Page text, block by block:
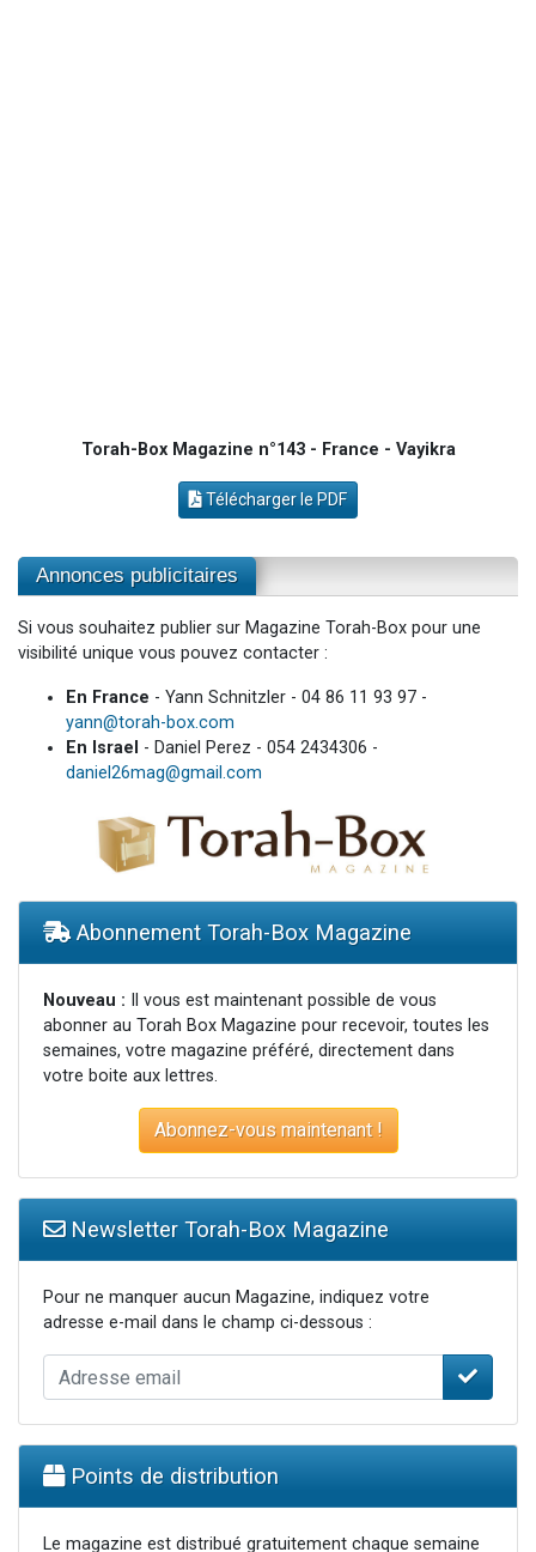
Torah-Box Magazine n°143 - France - Vayikra
Télécharger le PDF
Annonces publicitaires
Si vous souhaitez publier sur Magazine Torah-Box pour une
visibilité unique vous pouvez contacter :
En France - Yann Schnitzler - 04 86 11 93 97 -
yann@torah-box.com
En Israel - Daniel Perez - 054 2434306 -
daniel26mag@gmail.com
Abonnement Torah-Box Magazine
Nouveau : Il vous est maintenant possible de vous
abonner au Torah Box Magazine pour recevoir, toutes les
semaines, votre magazine préféré, directement dans
votre boite aux lettres.
Abonnez-vous maintenant !
Newsletter Torah-Box Magazine
Pour ne manquer aucun Magazine, indiquez votre
adresse e-mail dans le champ ci-dessous :
Points de distribution
Le magazine est distribué gratuitement chaque semaine